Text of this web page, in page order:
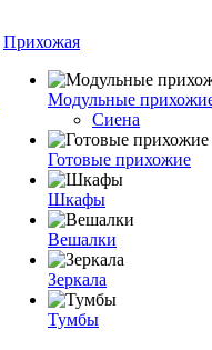
Прихожая
Модульные
Сиена
Готовые прихожие
Шкафы
Вешалки
Зеркала
Тумбы